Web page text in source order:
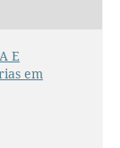
E
em